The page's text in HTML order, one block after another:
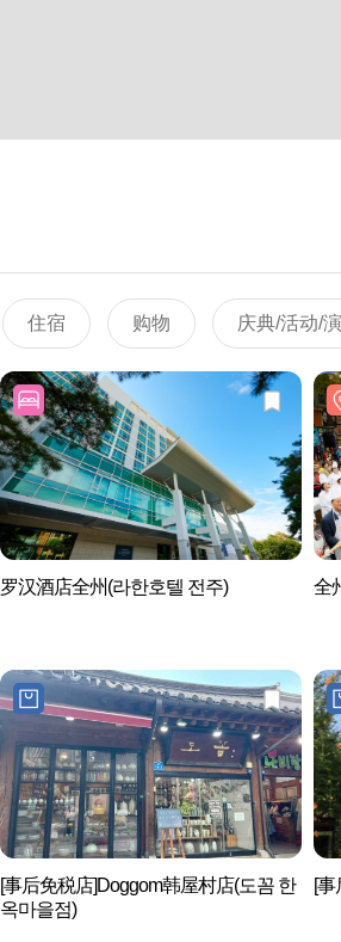
住宿 购物 庆典/活动/
罗汉酒店全州(라한호텔 전주) 全
[事后免税店]Doggom韩屋村店(도꼼 한
옥마을점)
[